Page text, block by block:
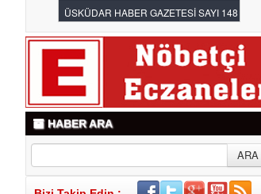
Av. ÖZCAN BAKIRCI
YAPAY ZEKÂ HATA YAPARSA SANIK
SANDALYESİNE KİM OTURACAK?
HABER ARA